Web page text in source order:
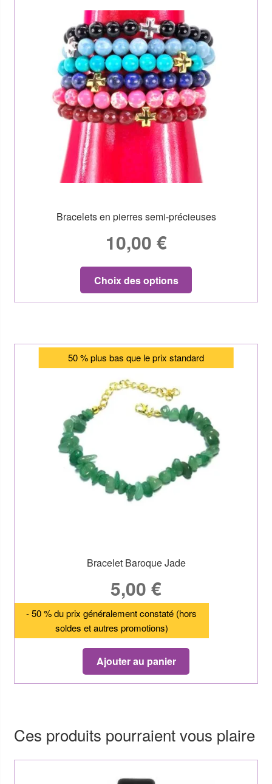
Bracelets en pierres semi-précieuses
10,00 €
Choix des options
50 % plus bas que le prix standard
Bracelet Baroque Jade
5,00 €
- 50 % du prix généralement constaté (hors
soldes et autres promotions)
Ajouter au panier
Ces produits pourraient vous plaire